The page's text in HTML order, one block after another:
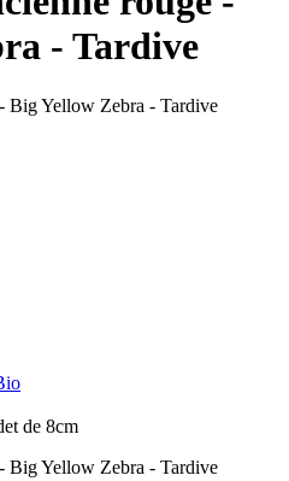
- Tardive
de 8cm